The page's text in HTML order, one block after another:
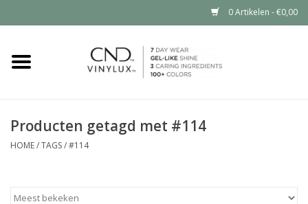
0 Artikelen - €0,00
Home
Nailart voor jou
Producten getagd met #114
HOME/TAGS/#114